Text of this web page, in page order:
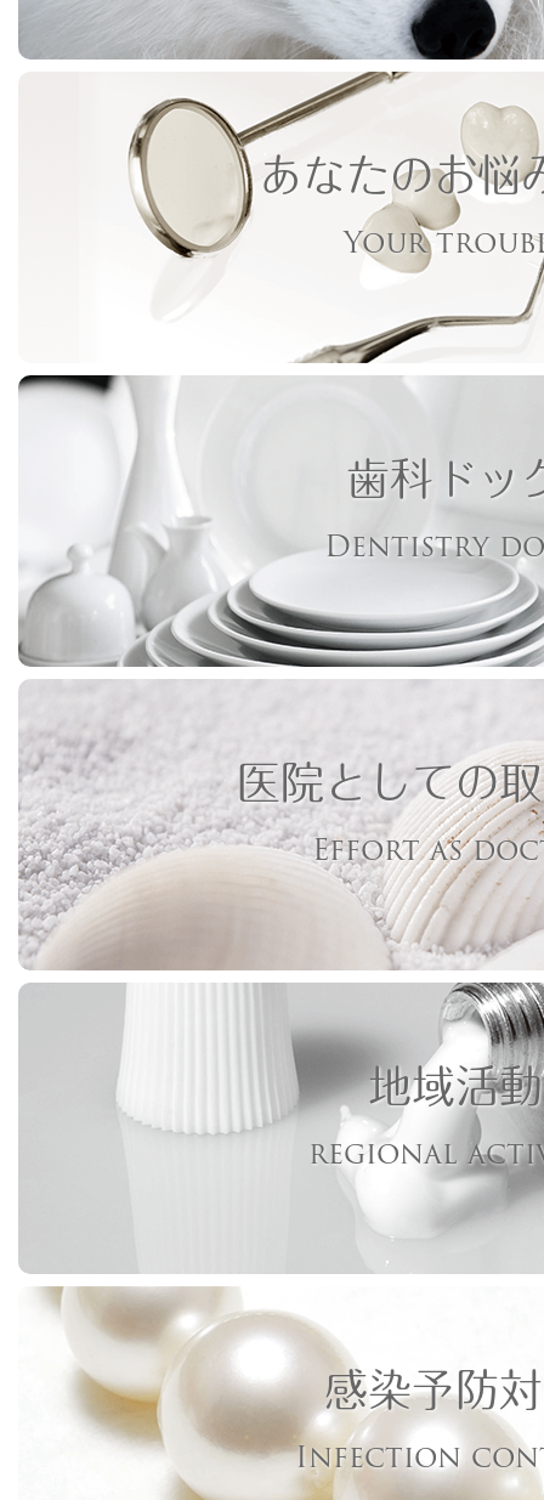
あなたのお悩
Your
歯科ドッ
Dentistry
医院としての
Effort as
地域活動
regional
感染予防
Infection